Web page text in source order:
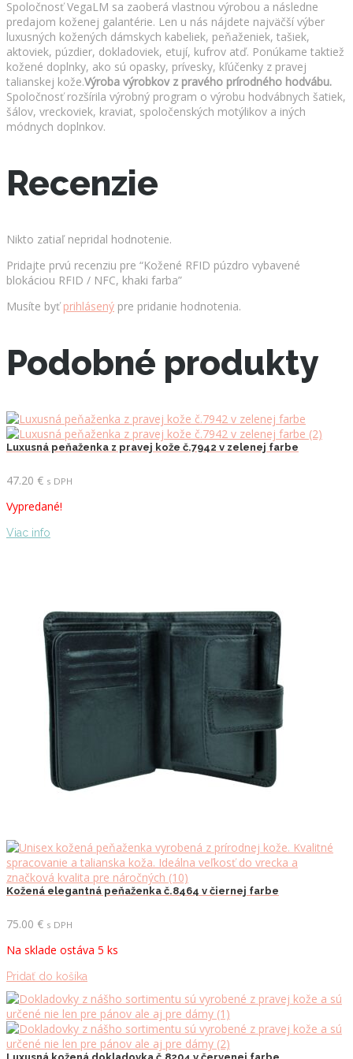
Spoločnosť VegaLM sa zaoberá vlastnou výrobou a následne
predajom koženej galantérie. Len u nás nájdete najväčší výber
luxusných kožených dámskych kabeliek, peňaženiek, tašiek,
aktoviek, púzdier, dokladoviek, etují, kufrov atď. Ponúkame taktiež
kožené doplnky, ako sú opasky, prívesky, kľúčenky z pravej
talianskej kože.Výroba výrobkov z pravého prírodného hodvábu.
Spoločnosť rozšírila výrobný program o výrobu hodvábnych šatiek,
šálov, vreckoviek, kraviat, spoločenských motýlikov a iných
módnych doplnkov.
Recenzie
Nikto zatiaľ nepridal hodnotenie.
Pridajte prvú recenziu pre “Kožené RFID púzdro vybavené
blokáciou RFID / NFC, khaki farba”
Musíte byť prihlásený pre pridanie hodnotenia.
Podobné produkty
Luxusná peňaženka z pravej kože č.7942 v zelenej farbe
47.20 € s DPH
Vypredané!
Viac info
Kožená elegantná peňaženka č.8464 v čiernej farbe
75.00 € s DPH
Na sklade ostáva 5 ks
Pridať do košíka